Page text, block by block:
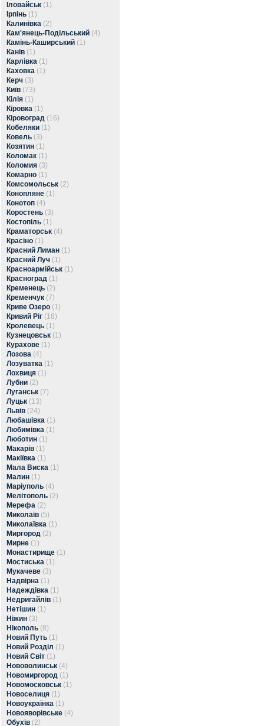
Іловайськ (1)
Ірпінь (1)
Калинівка (2)
Кам'янець-Подільський (4)
Камінь-Каширський (1)
Канів (1)
Карлівка (1)
Каховка (1)
Керч (3)
Київ (73)
Кілія (1)
Кіровка (1)
Кіровоград (16)
Кобеляки (1)
Ковель (3)
Козятин (1)
Коломак (1)
Коломия (3)
Комарно (1)
Комсомольськ (2)
Конопляне (1)
Конотоп (4)
Коростень (3)
Костопіль (1)
Краматорськ (4)
Красіно (1)
Красний Лиман (1)
Красний Луч (1)
Красноармійськ (1)
Красноград (1)
Кременець (2)
Кременчук (7)
Криве Озеро (1)
Кривий Ріг (18)
Кролевець (1)
Кузнецовськ (1)
Курахове (1)
Лозова (4)
Лозуватка (1)
Лохвиця (1)
Лубни (2)
Луганськ (7)
Луцьк (13)
Львів (24)
Любашівка (1)
Любимівка (1)
Люботин (1)
Макарів (1)
Макіївка (1)
Мала Виска (1)
Малин (1)
Маріуполь (4)
Мелітополь (2)
Мерефа (2)
Миколаїв (5)
Миколаївка (1)
Миргород (2)
Мирне (1)
Монастирище (1)
Мостиська (1)
Мукачеве (3)
Надвірна (1)
Надеждівка (1)
Недригайлів (1)
Нетішин (1)
Ніжин (3)
Нікополь (8)
Новий Путь (1)
Новий Розділ (1)
Новий Світ (1)
Нововолинськ (4)
Новомиргород (1)
Новомосковськ (1)
Новоселиця (1)
Новоукраїнка (1)
Новояворівське (4)
Обухів (2)